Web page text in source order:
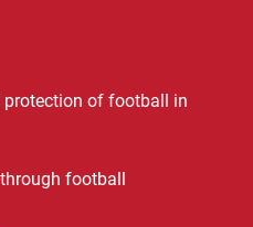
protection of football in
football